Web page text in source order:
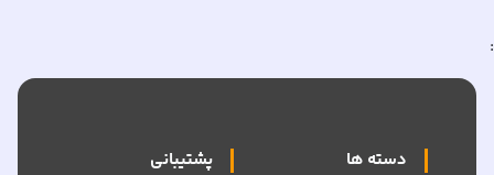
:
دسته ها پشتیبانی